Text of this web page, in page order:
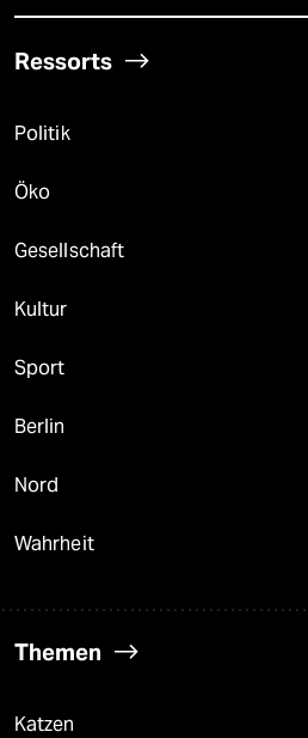
Ressorts
Politik
Öko
Gesellschaft
Kultur
Sport
Berlin
Nord
Wahrheit
Themen
Katzen